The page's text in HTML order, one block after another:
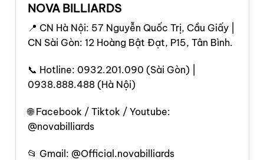
NOVA BILLIARDS
📍 CN Hà Nội: 57 Nguyễn Quốc Trị, Cầu Giấy |
CN Sài Gòn: 12 Hoàng Bật Đạt, P15, Tân Bình.
📞 Hotline: 0932.201.090 (Sài Gòn) |
0938.888.488 (Hà Nội)
🌐 Facebook / Tiktok / Youtube:
@novabilliards
📂 Gmail: @Official.novabilliards